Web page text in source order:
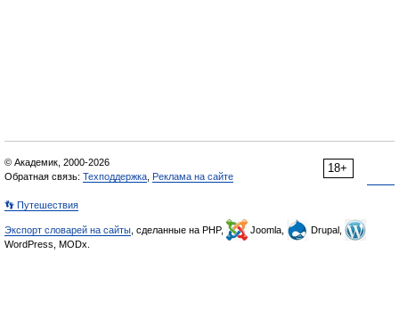
18+
© Академик, 2000-2026
Обратная связь: Техподдержка Реклама на сайте
👣 Путешествия
Экспорт словарей на сайты , сделанные на PHP, Joomla,
Drupal,
WordPress, MODx.